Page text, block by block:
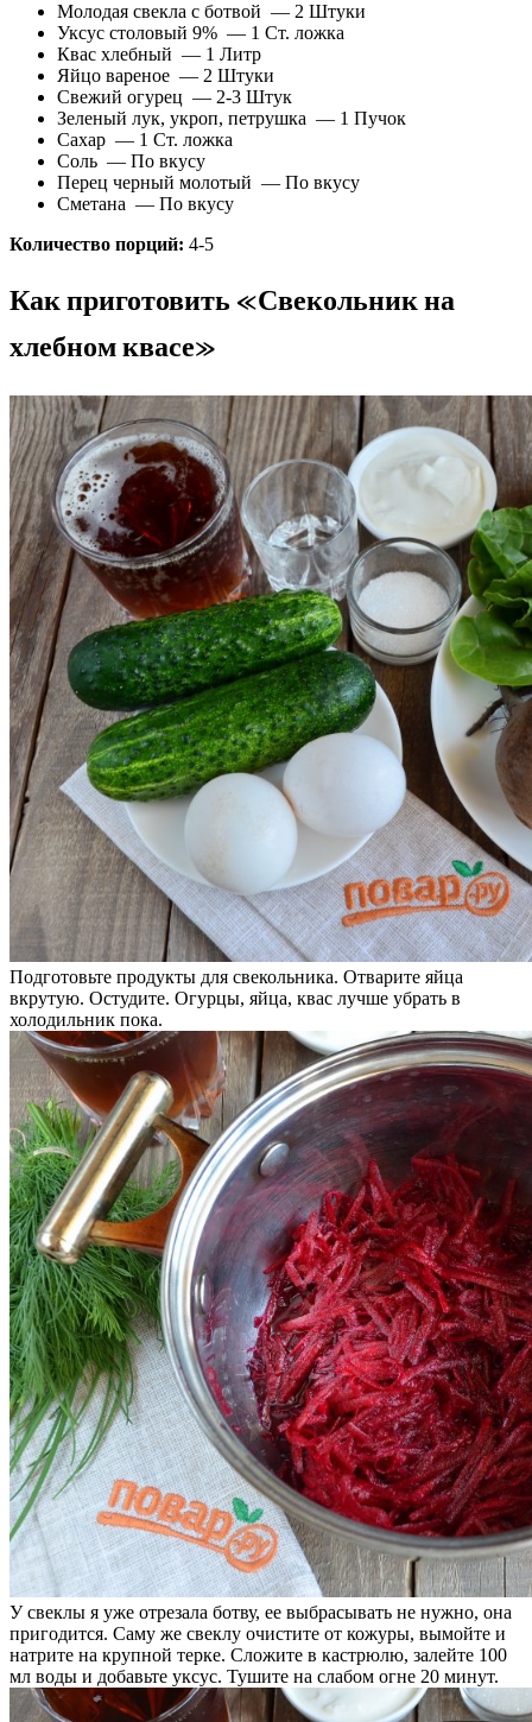
Молодая свекла с ботвой — 2 Штуки
Уксус столовый 9% — 1 Ст. ложка
Квас хлебный — 1 Литр
Яйцо вареное — 2 Штуки
Свежий огурец — 2-3 Штук
Зеленый лук, укроп, петрушка — 1 Пучок
Сахар — 1 Ст. ложка
Соль — По вкусу
Перец черный молотый — По вкусу
Сметана — По вкусу
Количество порций: 4-5
Как приготовить «Свекольник на
хлебном квасе»
Подготовьте продукты для свекольника. Отварите яйца
вкрутую. Остудите. Огурцы, яйца, квас лучше убрать в
холодильник пока.
У свеклы я уже отрезала ботву, ее выбрасывать не нужно, она
пригодится. Саму же свеклу очистите от кожуры, вымойте и
натрите на крупной терке. Сложите в кастрюлю, залейте 100
мл воды и добавьте уксус. Тушите на слабом огне 20 минут.